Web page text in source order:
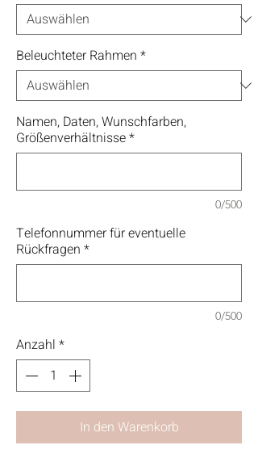
Beleuchteter Rahmen *
Namen, Daten, Wunschfarben,
Größenverhältnisse*
0/500
Telefonnummer für eventuelle
Rückfragen *
0/500
Anzahl *
In den Warenkorb